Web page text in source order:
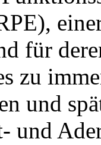
für
zu
und
und